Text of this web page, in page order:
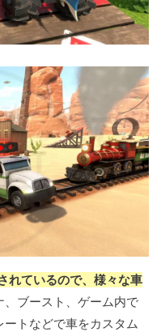
れているので、様々な車
、ブースト、ゲーム内で
トなどで車をカスタム